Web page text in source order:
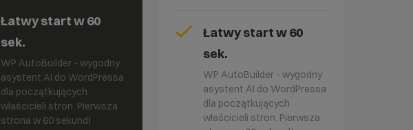
Łatwy start w 60
sek.
WP AutoBuilder - wygodny
asystent AI do WordPressa
dla początkujących
właścicieli stron. Pierwsza
strona w 60 sekund!
Łatwy start w 60
sek.
WP AutoBuilder - wygodny
asystent AI do WordPressa
dla początkujących
właścicieli stron. Pierwsza